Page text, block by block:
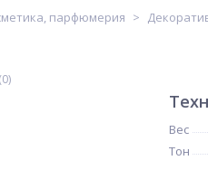
парфюмерия
(0)
Вес
Тон